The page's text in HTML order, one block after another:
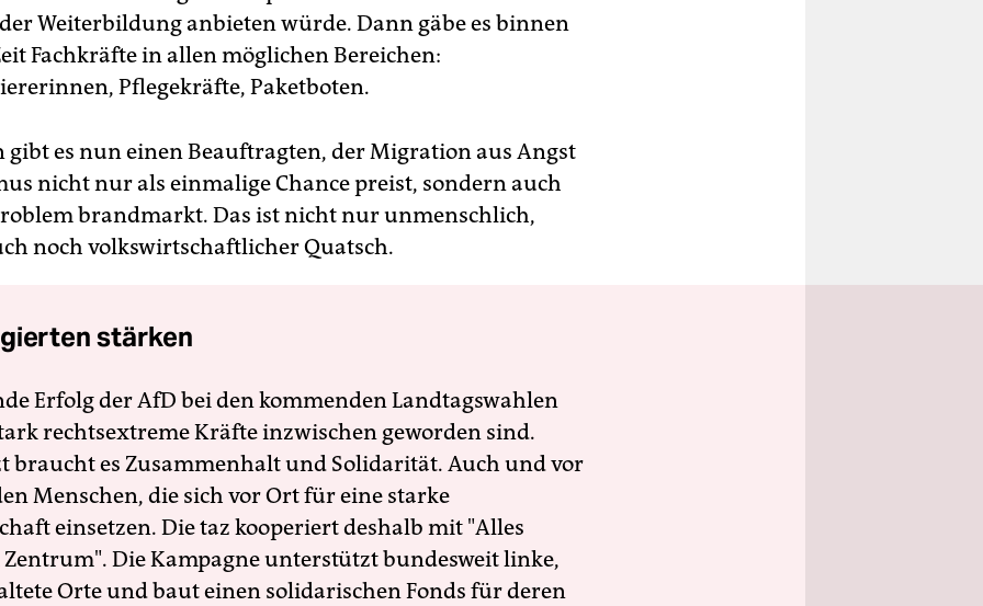
Weiterbildung anbieten würde. Dann gäbe es binnen
Fachkräfte in allen möglichen Bereichen:
Pflegekräfte, Paketboten.
gibt es nun einen Beauftragten, der Migration aus Angst
nicht nur als einmalige Chance preist, sondern auch
brandmarkt. Das ist nicht nur unmenschlich,
noch volkswirtschaftlicher Quatsch.
stärken
Erfolg der AfD bei den kommenden Landtagswahlen
rechtsextreme Kräfte inzwischen geworden sind.
braucht es Zusammenhalt und Solidarität. Auch und vor
Menschen, die sich vor Ort für eine starke
einsetzen. Die taz kooperiert deshalb mit "Alles
Die Kampagne unterstützt bundesweit linke,
Orte und baut einen solidarischen Fonds für deren